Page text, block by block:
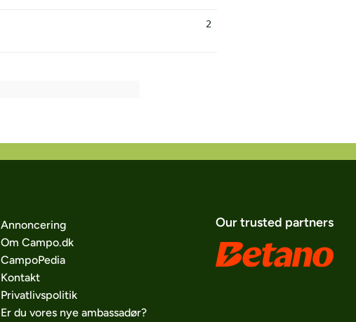
2
Annoncering
Om Campo.dk
CampoPedia
Kontakt
Privatlivspolitik
Er du vores nye ambassadør?
Our trusted partners